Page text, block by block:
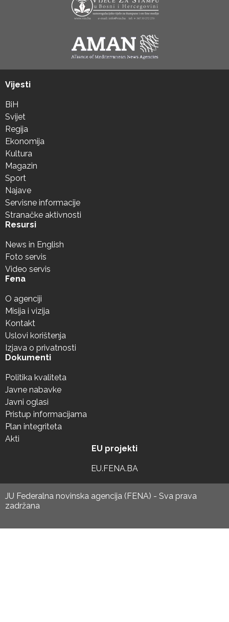
Vijesti
BiH
Svijet
Regija
Ekonomija
Kultura
Magazin
Sport
Najave
Servisne informacije
Stranačke aktivnosti
Resursi
News in English
Foto servis
Video servis
Fena
O agenciji
Misija i vizija
Kontakt
Uslovi korištenja
Izjava o privatnosti
Dokumenti
Politika kvaliteta
Javne nabavke
Javni oglasi
Pristup informacijama
Plan integriteta
Akti
EU projekti
EU.FENA.BA
JU Federalna novinska agencija (FENA) - Sva prava
zadržana